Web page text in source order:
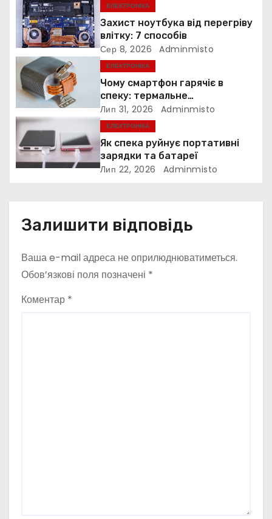
я
з
а
п
и
с
і
ЕЛЕКТРОНІКА
Захист ноутбука від перегріву
влітку: 7 способів
Сер 8, 2026 Adminmisto
ЕЛЕКТРОНІКА
Чому смартфон гарячіє в
спеку: термальне
дросселювання
Лип 31, 2026 Adminmisto
ЕЛЕКТРОНІКА
Як спека руйнує портативні
зарядки та батареї
Лип 22, 2026 Adminmisto
Залишити відповідь
Ваша e-mail адреса не оприлюднюватиметься.
Обов’язкові поля позначені *
Коментар *